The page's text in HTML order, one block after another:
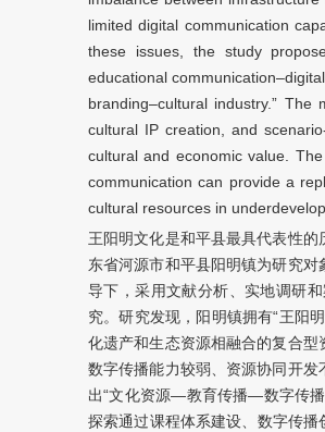
limited digital communication
these issues, the study
educational
branding–cultural industry.” The
cultural IP creation, and
cultural and economic value.
communication can provide a
cultural resources in
王阳明文化是和平县最具代表性
东省河源市和平县阳明镇为研究
导下，采用文献分析、实地调研
究。研究发现，阳明镇拥有“王阳
化遗产和生态资源相融合的复合型
数字传播能力较弱、资源协同开
出“文化资源—教育传播—数字传
探索通过课程体系建设、数字传